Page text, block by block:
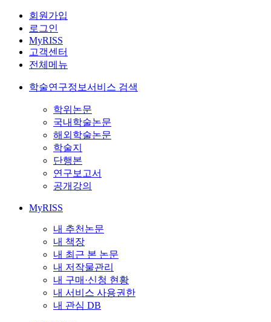
회원가입
로그인
MyRISS
고객센터
전체메뉴
학술연구정보서비스 검색
학위논문
국내학술논문
해외학술논문
학술지
단행본
연구보고서
공개강의
MyRISS
내 추천논문
내 책장
내 최근 본 논문
내 저작물관리
내 구매·신청 현황
내 서비스 사용권한
내 관심 DB